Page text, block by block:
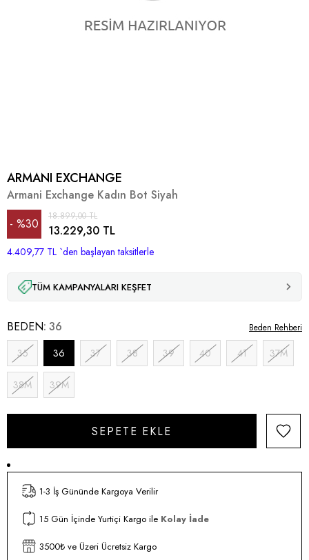
ARMANI EXCHANGE
Armani Exchange Kadın Bot Siyah
%30
İndirim
18.899,00 TL
13.229,30 TL
4.409,77 TL `den başlayan taksitlerle
TÜM KAMPANYALARI KEŞFET
BEDEN 36
35 36 37 38 39 40 41 37M
38M 39M
Beden Rehberi
1-3 İş Gününde Kargoya Verilir
15 Gün İçinde Yurtiçi Kargo ile Kolay İade
3500₺ ve Üzeri Ücretsiz Kargo